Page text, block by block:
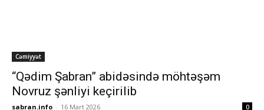
Cəmiyyət
“Qədim Şabran” abidəsində möhtəşəm
Novruz şənliyi keçirilib
sabran.info - 16 Mart 2026 0